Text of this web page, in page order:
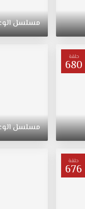
مسلسل
حلقة
680
مسلسل
حلقة
676